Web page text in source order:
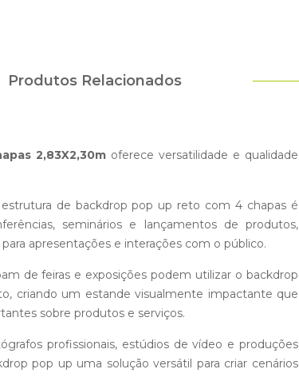
Produtos Relacionados
2,83X2,30m oferece versatilidade e qualidade
de backdrop pop up reto com 4 chapas é
seminários e lançamentos de produtos,
apresentações e interações com o público.
de feiras e exposições podem utilizar o backdrop
criando um estande visualmente impactante que
sobre produtos e serviços.
profissionais, estúdios de vídeo e produções
pop up uma solução versátil para criar cenários